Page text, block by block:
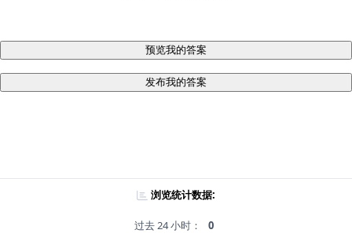
预览我的答案
发布我的答案
浏览统计数据:
过去 24 小时： 0